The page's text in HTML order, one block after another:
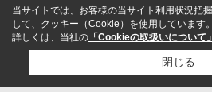
当サイトでは、お客様の当サイト利用状況把
して、クッキー（Cookie）を使用しています。
詳しくは、当社の 「Cookieの取扱いについて」
閉じる